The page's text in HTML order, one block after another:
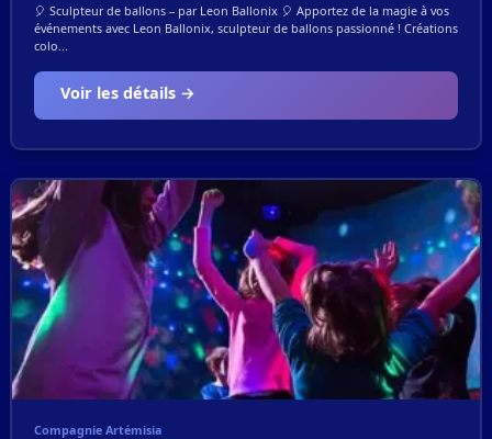
🎈 Sculpteur de ballons – par Leon Ballonix 🎈 Apportez de la magie à vos
événements avec Leon Ballonix, sculpteur de ballons passionné ! Créations
colo...
Voir les détails →
Compagnie Artémisia